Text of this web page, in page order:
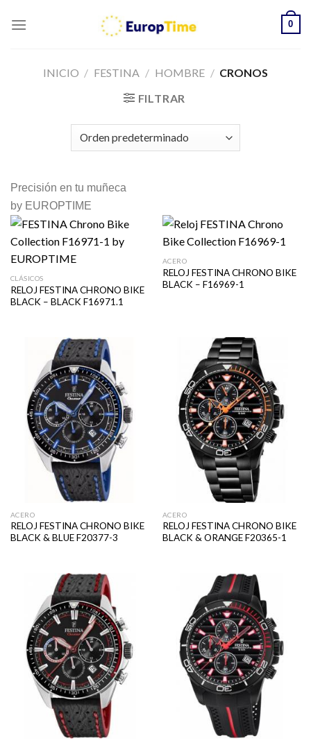
0
INICIO / FESTINA / HOMBRE / CRONOS
FILTRAR
Precisión en tu muñeca
by EUROPTIME
CLÁSICOS
RELOJ FESTINA CHRONO BIKE
BLACK – BLACK F16971.1
ACERO
RELOJ FESTINA CHRONO BIKE
BLACK – F16969-1
ACERO
RELOJ FESTINA CHRONO BIKE
BLACK & BLUE F20377-3
ACERO
RELOJ FESTINA CHRONO BIKE
BLACK & ORANGE F20365-1